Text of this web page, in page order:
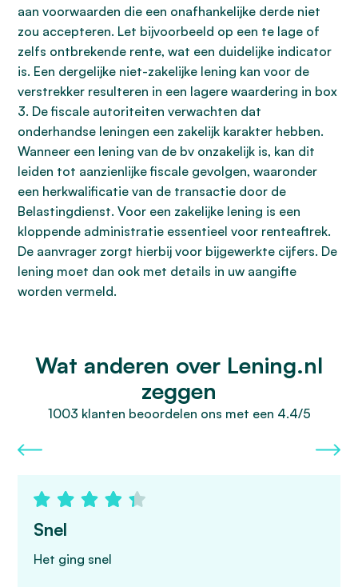
aan voorwaarden die een onafhankelijke derde niet
zou accepteren. Let bijvoorbeeld op een te lage of
zelfs ontbrekende rente, wat een duidelijke indicator
is. Een dergelijke niet-zakelijke lening kan voor de
verstrekker resulteren in een lagere waardering in box
3. De fiscale autoriteiten verwachten dat
onderhandse leningen een zakelijk karakter hebben.
Wanneer een lening van de bv onzakelijk is, kan dit
leiden tot aanzienlijke fiscale gevolgen, waaronder
een herkwalificatie van de transactie door de
Belastingdienst. Voor een zakelijke lening is een
kloppende administratie essentieel voor renteaftrek.
De aanvrager zorgt hierbij voor bijgewerkte cijfers. De
lening moet dan ook met details in uw aangifte
worden vermeld.
Wat anderen over Lening.nl
zeggen
1003 klanten beoordelen ons met een 4.4/5
Snel
Het ging snel